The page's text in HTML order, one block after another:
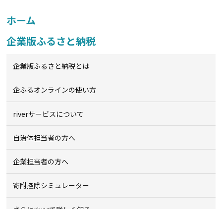
ホーム
企業版ふるさと納税
企業版ふるさと納税とは
企ふるオンラインの使い方
riverサービスについて
自治体担当者の方へ
企業担当者の方へ
寄附控除シミュレーター